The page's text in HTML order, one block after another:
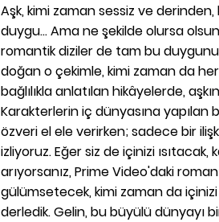
Aşk, kimi zaman sessiz ve
duygu... Ama ne şekilde olursa
romantik diziler de tam bu
doğan o çekimle, kimi zaman da
bağlılıkla anlatılan hikâyelerde,
Karakterlerin iç dünyasına yapılan
özveri el ele verirken; sadece bir
izliyoruz. Eğer siz de içinizi ısıtacak,
arıyorsanız, Prime Video'daki
gülümsetecek, kimi zaman da
derledik. Gelin, bu büyülü dünyayı